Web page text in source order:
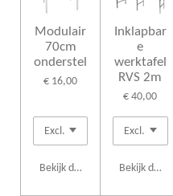
Modulair
70cm
onderstel
€ 16,00
Bekijk details
Inklapbar
e
werktafel
RVS 2m
€ 40,00
Bekijk details